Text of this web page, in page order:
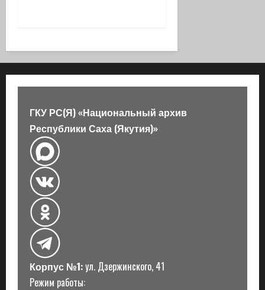
ГКУ РС(Я) «Национальный архив
Республики Саха (Якутия)»
Корпус №1:ул. Дзержинского, 41
Режим работы: